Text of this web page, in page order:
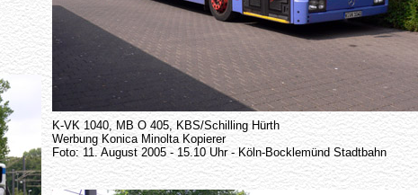
K-VK 1040, MB O 405, KBS/Schilling Hürth
Werbung Konica Minolta Kopierer
Foto: 11. August 2005 - 15.10 Uhr - Köln-Bocklemünd Stadtbahn